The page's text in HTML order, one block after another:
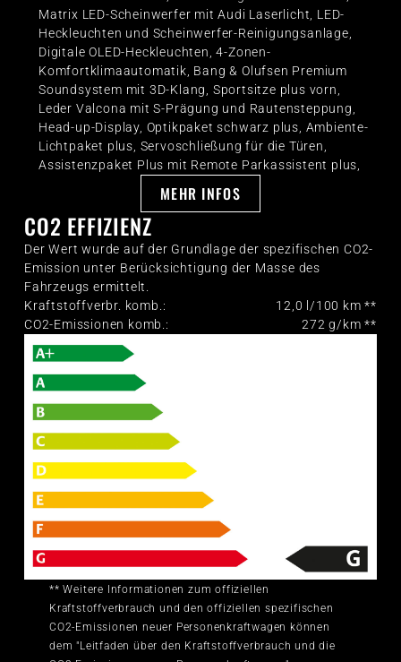
Matrix LED-Scheinwerfer mit Audi Laserlicht, LED-
Heckleuchten und Scheinwerfer-Reinigungsanlage,
Digitale OLED-Heckleuchten, 4-Zonen-
Komfortklimaautomatik, Bang & Olufsen Premium
Soundsystem mit 3D-Klang, Sportsitze plus vorn,
Leder Valcona mit S-Prägung und Rautensteppung,
Head-up-Display, Optikpaket schwarz plus, Ambiente-
Lichtpaket plus, Servoschließung für die Türen,
Assistenzpaket Plus mit Remote Parkassistent plus,
Rücksitzbank plus, Sonnenschutzverglasung
abgedunkelt, Dekoreinlagen Carbon Köper matt,
Außenspiegel elektrisch einstell-, beheiz- und
anklappbar, automatisch abblendend mit Memory-
Funktion, Audi phone box, USB-Anschlüsse mit
Ladefunktion im Fond, Farbnähte rot, Audi Sport
GmbH, LTE-Unterstützung für Audi phone box,
Schienensystem mit Fixierset, Sonnenschutzrollo,
elektrisch für die hinteren Seitenscheiben, manuell für
die Heckscheibe, Akustikverglasung für Tür- und
Seitenscheiben, Seitenairbags vorn und hinten und
Kopfairbagsystem, Vordersitze elektrisch einstellbar
Erweiterte Interieurelemente in Leder,
Außenspiegelgehäuse in Schwarz, Radschrauben mit
Kindersitzbefestigung ISOFIX für den Beifahrersitz,
Einstiegs LED mit Projektion vorne und hinten,
Zigarettenanzünder und Aschenbecher,
Steuerungsnummer 8, Steuerung SWIN,
Anlaufvariante I, Einführungsvolumen, Audi
Neuwagen-Reifengarantie, Betriebserlaubnis
Nachtrag, Anhängevorrichtung, Lederlenkrad 3-
Speichen mit Multifunktion, Schaltwippen und
Lenkradheizung, Lenkradeinstellung elektrisch,
MEHR INFOS
CO2 EFFIZIENZ
Der Wert wurde auf der Grundlage der spezifischen CO2-
Emission unter Berücksichtigung der Masse des
Fahrzeugs ermittelt.
Kraftstoffverbr. komb.:
12,0 l/100 km **
CO2-Emissionen komb.:
272 g/km **
** Weitere Informationen zum offiziellen
Kraftstoffverbrauch und den offiziellen spezifischen
CO2-Emissionen neuer Personenkraftwagen können
dem "Leitfaden über den Kraftstoffverbrauch und die